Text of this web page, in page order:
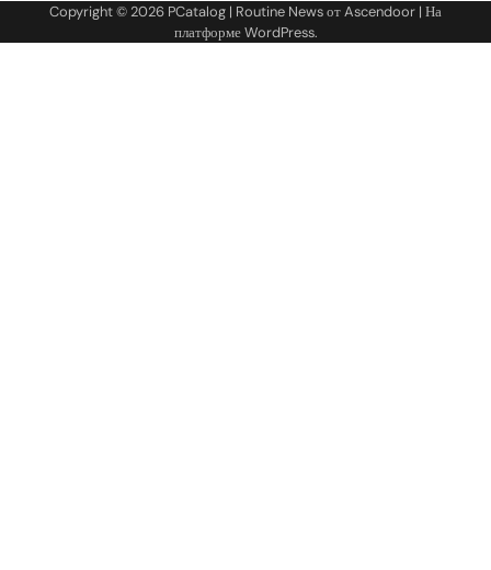
Copyright © 2026 PCatalog | Routine News отAscendoor | На
платформеWordPress.